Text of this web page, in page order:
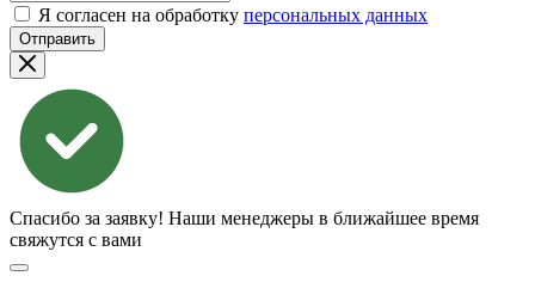
Я согласен на обработку персональных данных
Отправить
Спасибо за заявку! Наши менеджеры в ближайшее время
свяжутся с вами